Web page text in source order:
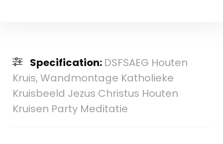
Specification: DSFSAEG Houten
Kruis, Wandmontage Katholieke
Kruisbeeld Jezus Christus Houten
Kruisen Party Meditatie